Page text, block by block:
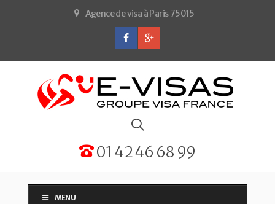
Agence de visa à Paris 75015
01 42 46 68 99
MENU